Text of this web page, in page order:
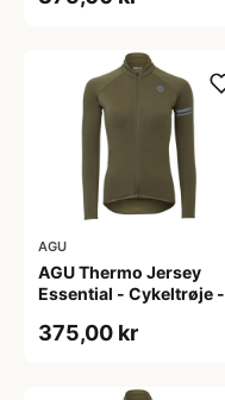
AGU
AGU Thermo Jersey
Essential - Cykeltrøje -
S
375,00 kr